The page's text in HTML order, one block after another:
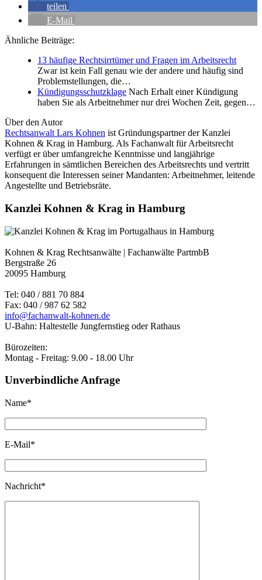
teilen
E-Mail
Ähnliche Beiträge:
13 häufige Rechtsirrtümer und Fragen im Arbeitsrecht
Zwar ist kein Fall genau wie der andere und häufig sind
Problemstellungen, die…
Kündigungsschutzklage Nach Erhalt einer Kündigung
haben Sie als Arbeitnehmer nur drei Wochen Zeit, gegen…
Über den Autor
Rechtsanwalt Lars Kohnen ist Gründungspartner der Kanzlei
Kohnen & Krag in Hamburg. Als Fachanwalt für Arbeitsrecht
verfügt er über umfangreiche Kenntnisse und langjährige
Erfahrungen in sämtlichen Bereichen des Arbeitsrechts und vertritt
konsequent die Interessen seiner Mandanten: Arbeitnehmer, leitende
Angestellte und Betriebsräte.
Kanzlei Kohnen & Krag in Hamburg
Kohnen & Krag Rechtsanwälte | Fachanwälte PartmbB
Bergstraße 26
20095 Hamburg
Tel: 040 / 881 70 884
Fax: 040 / 987 62 582
info@fachanwalt-kohnen.de
U-Bahn: Haltestelle Jungfernstieg oder Rathaus
Bürozeiten:
Montag - Freitag: 9.00 - 18.00 Uhr
Unverbindliche Anfrage
Name*
E-Mail*
Nachricht*